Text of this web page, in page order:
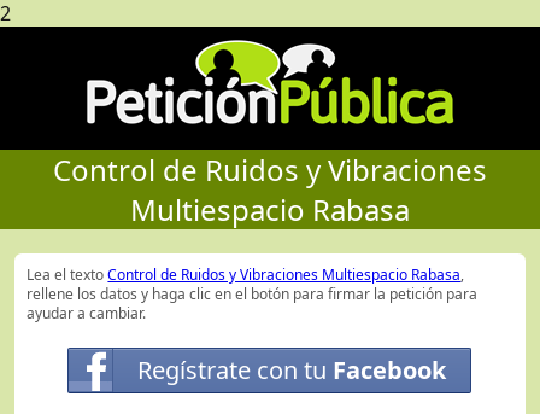
2
Control de Ruidos y Vibraciones
Multiespacio Rabasa
Lea el textoControl de Ruidos y Vibraciones Multiespacio Rabasa,
rellene los datos y haga clic en el botón para firmar la petición para
ayudar a cambiar.
Regístrate con tu Facebook